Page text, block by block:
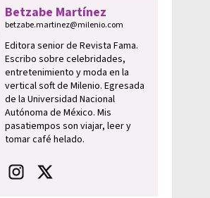
Betzabe Martínez
betzabe.martinez@milenio.com
Editora senior de Revista Fama.
Escribo sobre celebridades,
entretenimiento y moda en la
vertical soft de Milenio. Egresada
de la Universidad Nacional
Autónoma de México. Mis
pasatiempos son viajar, leer y
tomar café helado.